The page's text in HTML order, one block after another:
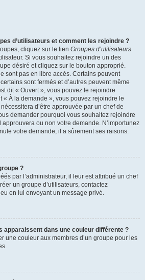
d’utilisateurs et comment les rejoindre ?
cliquez sur le lien Groupes d’utilisateurs
Si vous souhaitez rejoindre un des
désiré et cliquez sur le bouton approprié.
sont pas en libre accès. Certains peuvent
sont fermés et d’autres peuvent même
dit « Ouvert », vous pouvez le rejoindre
« À la demande », vous pouvez rejoindre le
d’être approuvée par un chef de
demander pourquoi vous souhaitez rejoindre
approuvera ou non votre demande. N’importunez
votre demande, il a sûrement ses raisons.
?
par l’administrateur, il leur est attribué un chef
un groupe d’utilisateurs, contactez
en lui envoyant un message privé.
apparaissent dans une couleur différente ?
une couleur aux membres d’un groupe pour les